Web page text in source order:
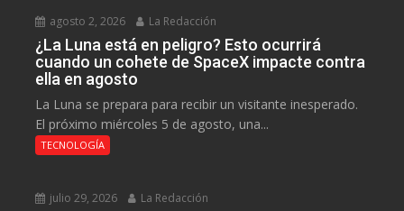
agosto 2, 2026 La Redacción
¿La Luna está en peligro? Esto ocurrirá
cuando un cohete de SpaceX impacte contra
ella en agosto
La Luna se prepara para recibir un visitante inesperado.
El próximo miércoles 5 de agosto, una...
TECNOLOGÍA
julio 29, 2026 La Redacción